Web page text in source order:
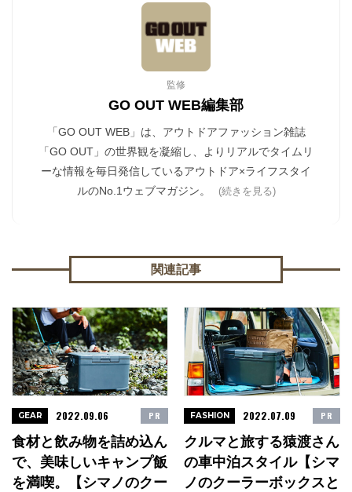
監修
GO OUT WEB編集部
「GO OUT WEB」は、アウトドアファッション雑誌
「GO OUT」の世界観を凝縮し、よりリアルでタイムリ
ーな情報を毎日発信しているアウトドア×ライフスタイ
ルのNo.1ウェブマガジン。
(続きを見る)
関連記事
食材と飲み物を詰め込ん
で、美味しいキャンプ飯
を満喫。【シマノのクー
GEAR 2022.09.06 PR
クルマと旅する猿渡さん
の車中泊スタイル【シマ
ノのクーラーボックスと
FASHION 2022.07.09 PR